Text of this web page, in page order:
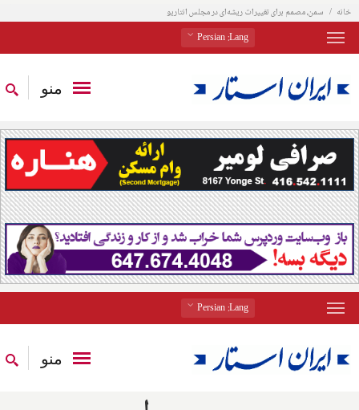
خانه سمن‌، مصمم برای تغییرات ریشه‌ای در‌ مجلس انتاریو
Lang
: Persian
منو
Lang
: Persian
منو